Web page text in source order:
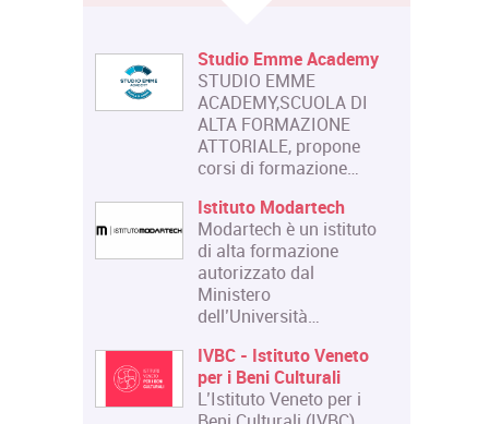
Studio Emme Academy
STUDIO EMME
ACADEMY,SCUOLA DI
ALTA FORMAZIONE
ATTORIALE, propone
corsi di formazione…
Istituto Modartech
Modartech è un istituto
di alta formazione
autorizzato dal
Ministero
dell’Università…
IVBC - Istituto Veneto
per i Beni Culturali
L’Istituto Veneto per i